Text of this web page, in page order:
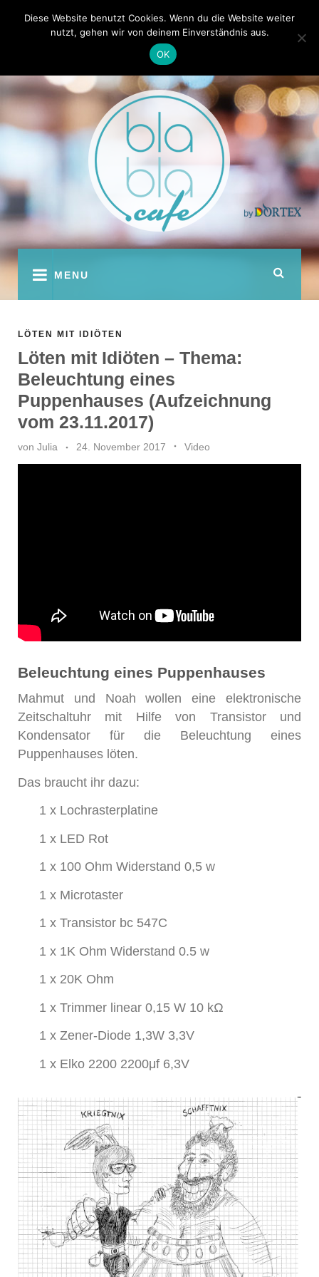
Kontakt Autoren
youtubefacebook
instagram
twitterpinterest
MENU
LÖTEN MIT IDIÖTEN
Löten mit Idiöten – Thema:
Beleuchtung eines
Puppenhauses (Aufzeichnung
vom 23.11.2017)
von Julia 24. November 2017 Video
Beleuchtung eines Puppenhauses
Mahmut und Noah wollen eine elektronische
Zeitschaltuhr mit Hilfe von Transistor und
Kondensator für die Beleuchtung eines
Puppenhauses löten.
Das braucht ihr dazu:
1 x Lochrasterplatine
1 x LED Rot
1 x 100 Ohm Widerstand 0,5 w
1 x Microtaster
1 x Transistor bc 547C
1 x 1K Ohm Widerstand 0.5 w
1 x 20K Ohm
1 x Trimmer linear 0,15 W 10 kΩ
1 x Zener-Diode 1,3W 3,3V
1 x Elko 2200 2200μf 6,3V
Diese Website benutzt Cookies. Wenn du die Website weiter
nutzt, gehen wir von deinem Einverständnis aus.
OK